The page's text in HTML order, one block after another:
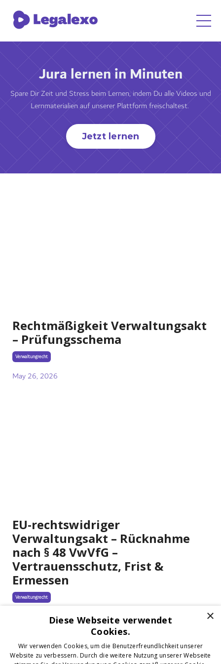
Jura lernen in Minuten
Spare Dir Zeit und Stress beim Lernen, indem Du alle Videos und
Lernmaterialien auf unserer Plattform freischaltest.
Jetzt lernen
Rechtmäßigkeit Verwaltungsakt
– Prüfungsschema
Verwaltungrecht
May 26, 2026
EU-rechtswidriger
Verwaltungsakt – Rücknahme
nach § 48 VwVfG –
Vertrauensschutz, Frist &
Ermessen
Verwaltungrecht
Apr 22, 2026 ×
Diese Webseite verwendet
Cookies.
Wir verwenden Cookies, um die Benutzerfreundlichkeit unserer
Website zu verbessern. Durch die weitere Nutzung unserer Webseite